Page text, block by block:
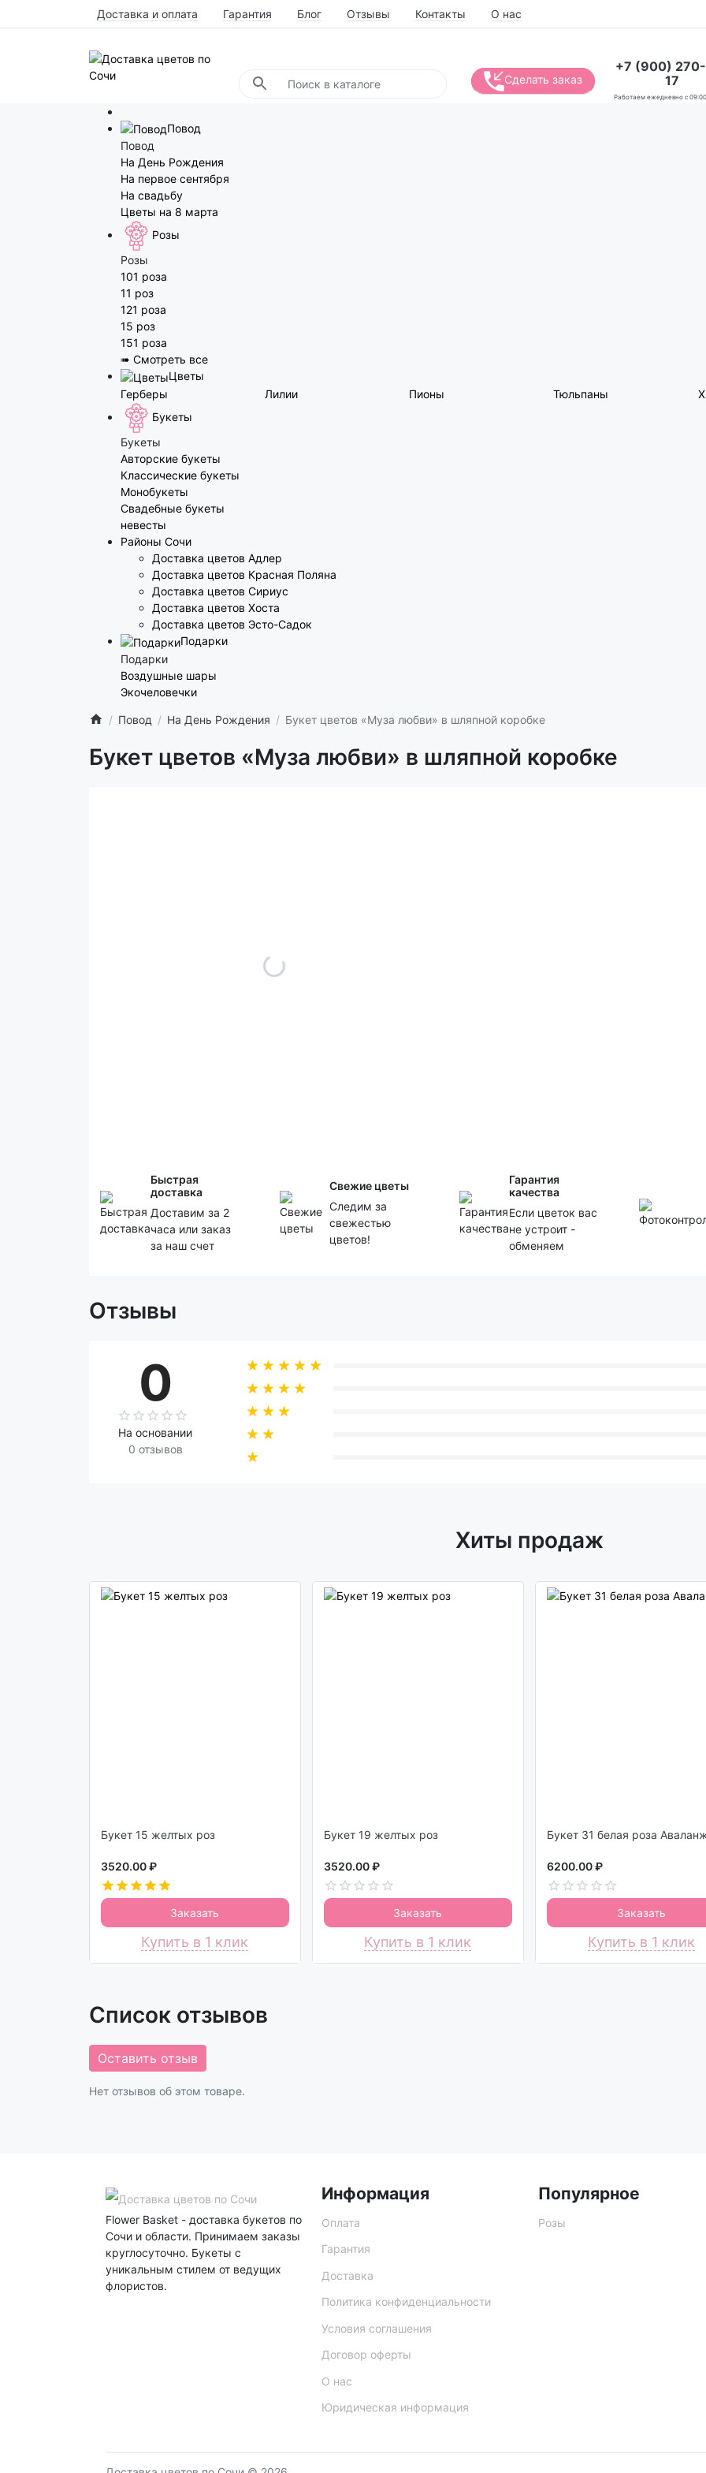
Доставка и оплата Гарантия Блог Отзывы Контакты О нас
Сделать заказ
+7 (900)
17
Работаем ежедневно с
Повод
Повод
На День Рождения
На первое сентября
На свадьбу
Цветы на 8 марта
Розы
Розы
101 роза
11 роз
121 роза
15 роз
151 роза
➠ Смотреть все
Цветы
Герберы
Лилии Пионы Тюльпаны
Букеты
Букеты
Авторские букеты
Классические букеты
Монобукеты
Свадебные букеты
невесты
Районы Сочи
Доставка цветов Адлер
Доставка цветов Красная Поляна
Доставка цветов Сириус
Доставка цветов Хоста
Доставка цветов Эсто-Садок
Подарки
Подарки
Воздушные шары
Экочеловечки
Повод На День Рождения Букет цветов «Муза любви» в шляпной коробке
Букет цветов «Муза любви» в шляпной коробке
Быстрая
доставка
Доставим за 2
часа или заказ
за наш счет
Свежие цветы
Следим за
свежестью
цветов!
Гарантия
качества
Если цветок вас
не устроит -
обменяем
Отзывы
0
На основании
0 отзывов
Хиты продаж
Букет 15 желтых роз
3520.00 ₽
Заказать
Купить в 1 клик
Букет 19 желтых роз
3520.00 ₽
Заказать
Купить в 1 клик
Букет 31 белая роза
6200.00 ₽
Заказать
Купить в 1 клик
Список отзывов
Оставить отзыв
Нет отзывов об этом товаре.
Flower Basket - доставка букетов по
Сочи и области. Принимаем заказы
круглосуточно. Букеты с
уникальным стилем от ведущих
флористов.
Информация
Оплата
Гарантия
Доставка
Политика конфиденциальности
Условия соглашения
Договор оферты
О нас
Юридическая информация
Популярное
Розы